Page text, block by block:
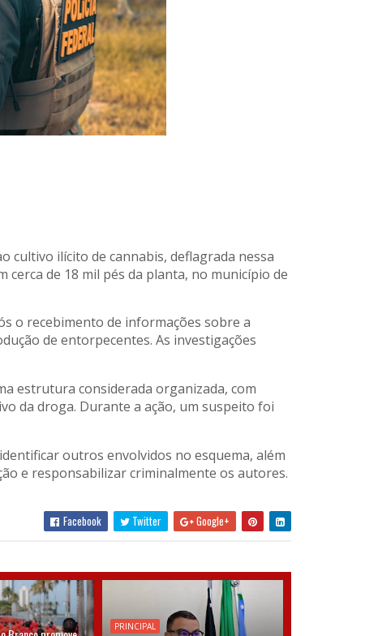
cultivo ilícito de cannabis, deflagrada nessa
de 18 mil pés da planta, no município de
o recebimento de informações sobre a
de entorpecentes. As investigações
estrutura considerada organizada, com
da droga. Durante a ação, um suspeito foi
outros envolvidos no esquema, além
e responsabilizar criminalmente os autores.
Facebook Twitter Google+
PRINCIPAL